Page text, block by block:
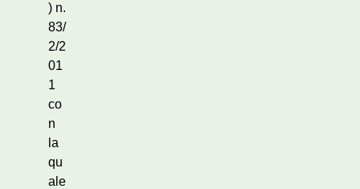
) n.
83/
2/2
01
1
co
n
la
qu
ale